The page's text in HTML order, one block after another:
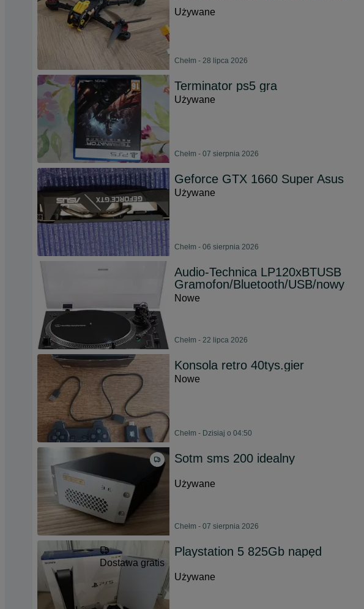
Używane
Chełm - 28 lipca 2026
Terminator ps5 gra
Używane
Chełm - 07 sierpnia 2026
Geforce GTX 1660 Super Asus
Używane
Chełm - 06 sierpnia 2026
Audio-Technica LP120xBTUSB
Gramofon/Bluetooth/USB/nowy
Nowe
Chełm - 22 lipca 2026
Konsola retro 40tys.gier
Nowe
Chełm - Dzisiaj o 04:50
Sotm sms 200 idealny
Używane
Chełm - 07 sierpnia 2026
Dostawa gratis
Playstation 5 825Gb napęd
Używane